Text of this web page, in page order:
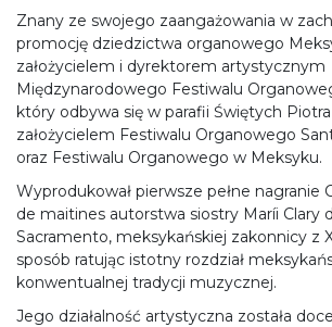
Znany ze swojego zaangażowania w
promocję dziedzictwa organowego
założycielem i dyrektorem artystycznym
Międzynarodowego Festiwalu
który odbywa się w parafii Świętych Piotra
założycielem Festiwalu Organowego
oraz Festiwalu Organowego w Meksyku.
Wyprodukował pierwsze pełne nagranie
de maitines autorstwa siostry Maríi Clary
Sacramento, meksykańskiej zakonnicy z
sposób ratując istotny rozdział
konwentualnej tradycji muzycznej.
Jego działalność artystyczna została